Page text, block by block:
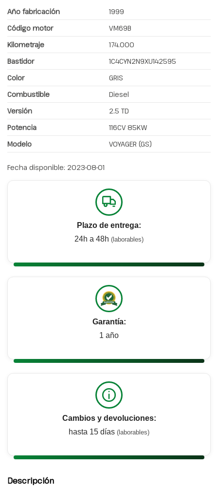
Año fabricación
1999
Código motor
VM69B
Kilometraje
174.000
Bastidor
1C4CYN2N9XU142595
Color
GRIS
Combustible
Diesel
Versión
2.5 TD
Potencia
116CV 85KW
Modelo
VOYAGER (GS)
Fecha disponible: 2023-08-01
Plazo de entrega:
24h a 48h (laborables)
Garantía:
1 año
Cambios y devoluciones:
hasta 15 días (laborables)
Descripción